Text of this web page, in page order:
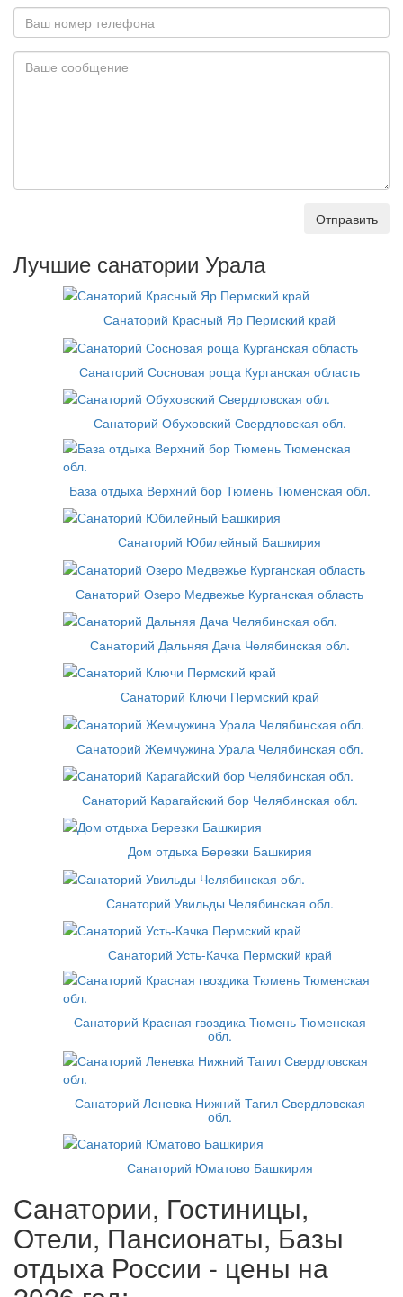
Отправить
Лучшие санатории Урала
Санаторий Красный Яр Пермский край
Санаторий Сосновая роща Курганская область
Санаторий Обуховский Свердловская обл.
База отдыха Верхний бор Тюмень Тюменская обл.
Санаторий Юбилейный Башкирия
Санаторий Озеро Медвежье Курганская область
Санаторий Дальняя Дача Челябинская обл.
Санаторий Ключи Пермский край
Санаторий Жемчужина Урала Челябинская обл.
Санаторий Карагайский бор Челябинская обл.
Дом отдыха Березки Башкирия
Санаторий Увильды Челябинская обл.
Санаторий Усть-Качка Пермский край
Санаторий Красная гвоздика Тюмень Тюменская
обл.
Санаторий Леневка Нижний Тагил Свердловская
обл.
Санаторий Юматово Башкирия
Санатории, Гостиницы,
Отели, Пансионаты, Базы
отдыха России - цены на